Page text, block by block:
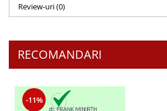
Review-uri(0)
RECOMANDARI
-11%